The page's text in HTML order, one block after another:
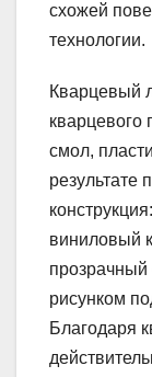
схожей
технологии.
Кварцевый
кварцевого
смол,
результате
виниловый
прозрачный
рисунком
Благодаря